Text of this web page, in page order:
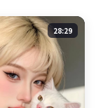
28:29